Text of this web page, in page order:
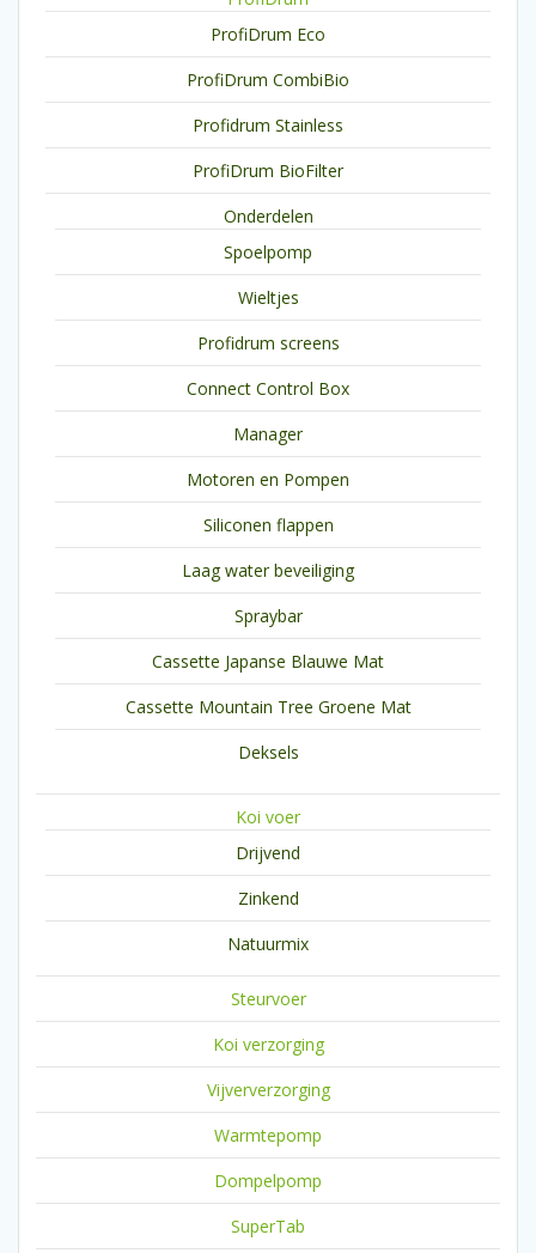
ProfiDrum Eco
ProfiDrum CombiBio
Profidrum Stainless
ProfiDrum BioFilter
Onderdelen
Spoelpomp
Wieltjes
Profidrum screens
Connect Control Box
Manager
Motoren en Pompen
Siliconen flappen
Laag water beveiliging
Spraybar
Cassette Japanse Blauwe Mat
Cassette Mountain Tree Groene Mat
Deksels
Koi voer
Drijvend
Zinkend
Natuurmix
Steurvoer
Koi verzorging
Vijververzorging
Warmtepomp
Dompelpomp
SuperTab